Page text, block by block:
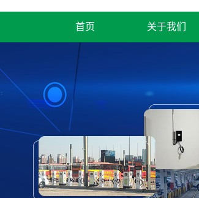
首页 关于我们